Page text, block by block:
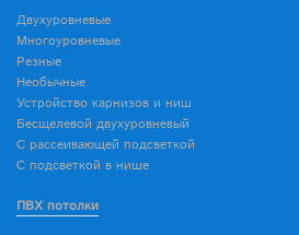
Двухуровневые
Многоуровневые
Резные
Необычные
Устройство карнизов и ниш
Бесщелевой двухуровневый
С рассеивающей подсветкой
С подсветкой в нише
ПВХ потолки